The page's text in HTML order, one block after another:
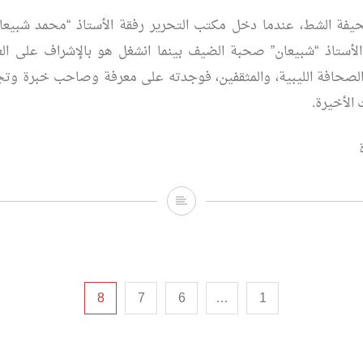
الشط، عندما دخل مكتب التحرير رفقة الأستاذ “محمد
“شبيعان” صحبة الضيف بينما انشغل هو بالإشراف على
الليبية، والمثقفين، فوجدته على معرفة وصاحب خبرة
الأخيرة.
عن
للثورة
1
…
6
7
8